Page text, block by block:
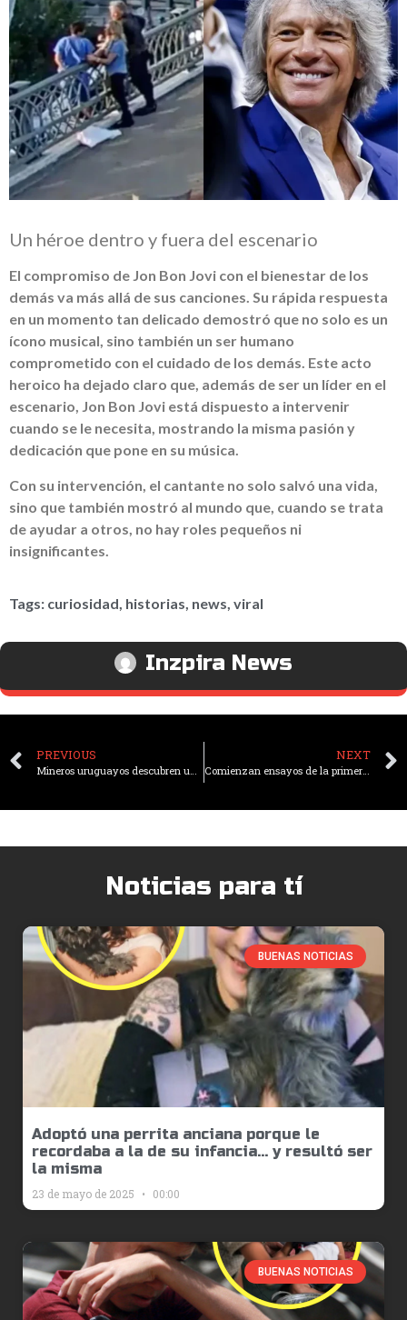
Un héroe dentro y fuera del escenario
El compromiso de Jon Bon Jovi con el bienestar de los
demás va más allá de sus canciones. Su rápida respuesta
en un momento tan delicado demostró que no solo es un
ícono musical, sino también un ser humano
comprometido con el cuidado de los demás. Este acto
heroico ha dejado claro que, además de ser un líder en el
escenario, Jon Bon Jovi está dispuesto a intervenir
cuando se le necesita, mostrando la misma pasión y
dedicación que pone en su música.
Con su intervención, el cantante no solo salvó una vida,
sino que también mostró al mundo que, cuando se trata
de ayudar a otros, no hay roles pequeños ni
insignificantes.
Tags: curiosidad, historias, news, viral
Inzpira News
PREVIOUS NEXT
Comienzan ensayos de la primera vacuna contra el cáncer de pulmón en siete países
Noticias para tí
BUENAS NOTICIAS
Adoptó una perrita anciana porque le
recordaba a la de su infancia… y resultó ser
la misma
23 de mayo de 2025 00:00
BUENAS NOTICIAS